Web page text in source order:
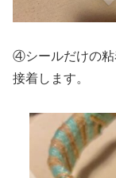
④シールだけの粘
接着します。